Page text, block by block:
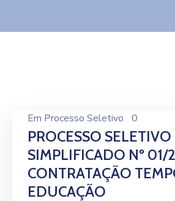
Em Processo Seletivo 0
PROCESSO SELETIVO
SIMPLIFICADO Nº 01/
CONTRATAÇÃO
EDUCAÇÃO